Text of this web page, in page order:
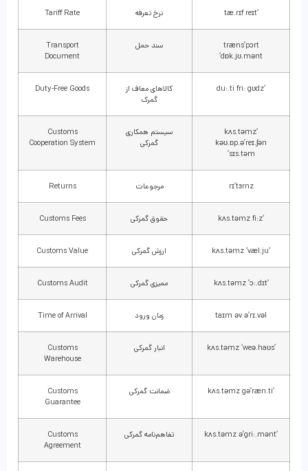
‘tæ.rɪf reɪt نرخ تعرفه Tariff Rate
træns’pɔrt
‘dɒk.jʊ.mənt
سند حمل
Transport
Document
‘du:.ti fri: gʊdz
کالاهای معاف از
گمرک
Duty-Free Goods
‘kʌs.təmz
kəʊ.ɒp.ə’reɪ.ʃən
‘sɪs.təm
سیستم همکاری
گمرکی
Customs
Cooperation System
rɪ’tɜrnz مرجوعات Returns
‘kʌs.təmz fi:z حقوق گمرکی Customs Fees
‘kʌs.təmz ‘væl.ju ارزش گمرکی Customs Value
‘kʌs.təmz ‘ɔ:.dɪt ممیزی گمرکی Customs Audit
taɪm əv ə’rɪ.vəl زمان ورود Time of Arrival
‘kʌs.təmz ‘weə.haʊs انبار گمرکی
Customs
Warehouse
‘kʌs.təmz gə’ræn.ti ضمانت گمرکی
Customs
Guarantee
‘kʌs.təmz ə’gri:.mənt تفاهم‌نامه گمرکی
Customs
Agreement